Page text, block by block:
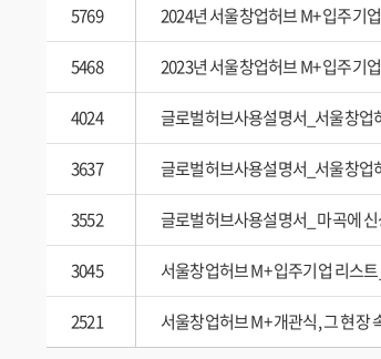
5769 2024년 서울창업허브 M+ 입주기
5468 2023년 서울창업허브 M+ 입주기
4024 글로벌허브사용설명서_서울창업
3637 글로벌허브사용설명서_서울창업
3552 글로벌허브사용설명서_ 마곡에
3045 서울창업허브 M+ 입주기업 리스
2521 서울창업허브 M+ 개관식, 그 현장